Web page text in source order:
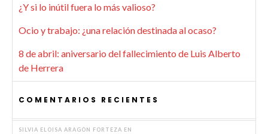
¿Y si lo inútil fuera lo más valioso?
Ocio y trabajo: ¿una relación destinada al ocaso?
8 de abril: aniversario del fallecimiento de Luis Alberto
de Herrera
COMENTARIOS RECIENTES
SILVIA ELOISA ARAGÓN FORTEZA EN